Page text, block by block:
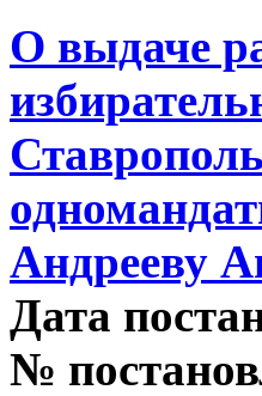
О выдаче
Андрееву
Дата
№